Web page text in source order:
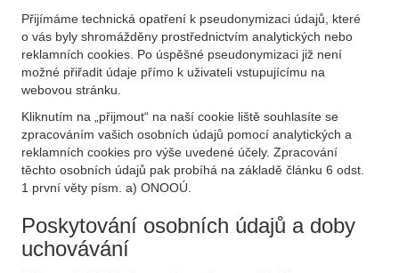
Přijímáme technická opatření k pseudonymizaci údajů, které
o vás byly shromážděny prostřednictvím analytických nebo
reklamních cookies. Po úspěšné pseudonymizaci již není
možné přiřadit údaje přímo k uživateli vstupujícímu na
webovou stránku.
Kliknutím na „přijmout“ na naší cookie liště souhlasíte se
zpracováním vašich osobních údajů pomocí analytických a
reklamních cookies pro výše uvedené účely. Zpracování
těchto osobních údajů pak probíhá na základě článku 6 odst.
1 první věty písm. a) ONOOÚ.
Poskytování osobních údajů a doby
uchovávání